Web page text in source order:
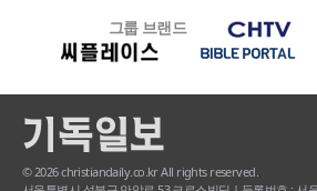
그룹 브랜드
© 2026 christiandaily.co.kr All rights reserved.